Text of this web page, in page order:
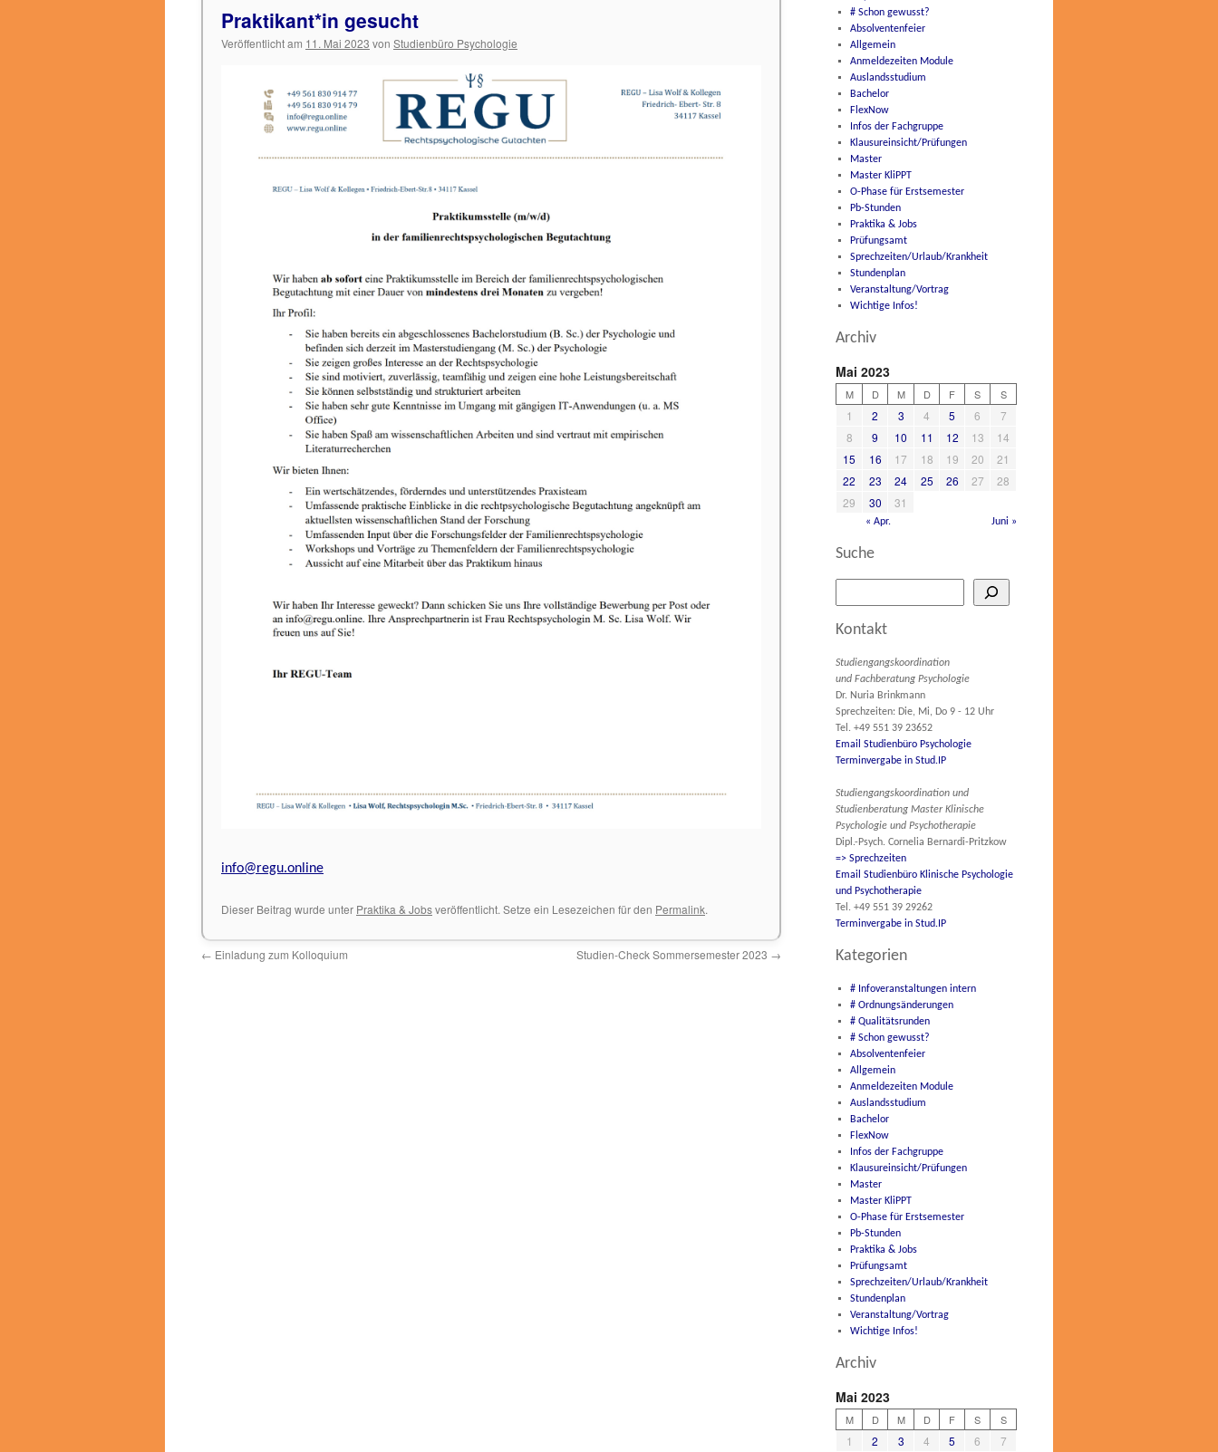
Praktikant*in gesucht
Veröffentlicht am 11. Mai 2023 von Studienbüro Psychologie
info@regu.online
Dieser Beitrag wurde unter Praktika & Jobsveröffentlicht. Setze ein Lesezeichen für den Permalink.
← Einladung zum Kolloquium Studien-Check Sommersemester 2023 →
# Schon gewusst?
Absolventenfeier
Allgemein
Anmeldezeiten Module
Auslandsstudium
Bachelor
FlexNow
Infos der Fachgruppe
Klausureinsicht/Prüfungen
Master
Master KliPPT
O-Phase für Erstsemester
Pb-Stunden
Praktika & Jobs
Prüfungsamt
Sprechzeiten/Urlaub/Krankheit
Stundenplan
Veranstaltung/Vortrag
Wichtige Infos!
Archiv
Mai 2023
M D M D F S S
1 2 3 4 5 6
7
8
9 10 11 12 13
14
15
16 17 18 19 20
21
22
23 24 25 26 27
28
29
30 31
« Apr. Juni »
Suche
Kontakt
Studiengangskoordination
und Fachberatung Psychologie
Dr. Nuria Brinkmann
Sprechzeiten: Die, Mi, Do 9 - 12 Uhr
Tel. +49 551 39 23652
Email Studienbüro Psychologie
Terminvergabe in Stud.IP
Studiengangskoordination und
Studienberatung Master Klinische
Psychologie und Psychotherapie
Dipl.-Psych. Cornelia Bernardi-Pritzkow
=> Sprechzeiten
Email Studienbüro Klinische Psychologie
und Psychotherapie
Tel. +49 551 39 29262
Terminvergabe in Stud.IP
Kategorien
# Infoveranstaltungen intern
# Ordnungsänderungen
# Qualitätsrunden
# Schon gewusst?
Absolventenfeier
Allgemein
Anmeldezeiten Module
Auslandsstudium
Bachelor
FlexNow
Infos der Fachgruppe
Klausureinsicht/Prüfungen
Master
Master KliPPT
O-Phase für Erstsemester
Pb-Stunden
Praktika & Jobs
Prüfungsamt
Sprechzeiten/Urlaub/Krankheit
Stundenplan
Veranstaltung/Vortrag
Wichtige Infos!
Archiv
Mai 2023
M D M D F S S
1 2 3 4 5 6
7